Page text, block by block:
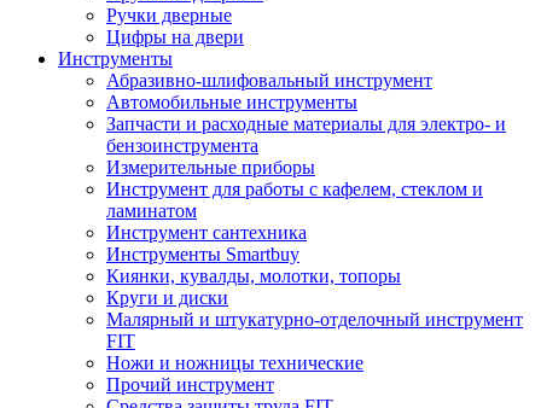
Ручки дверные
Цифры на двери
Инструменты
Абразивно-шлифовальный инструмент
Автомобильные инструменты
Запчасти и расходные материалы для электро- и
бензоинструмента
Измерительные приборы
Инструмент для работы с кафелем, стеклом и
ламинатом
Инструмент сантехника
Инструменты Smartbuy
Киянки, кувалды, молотки, топоры
Круги и диски
Малярный и штукатурно-отделочный инструмент
FIT
Ножи и ножницы технические
Прочий инструмент